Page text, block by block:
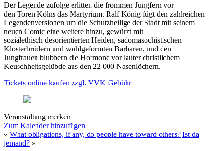
Der Legende zufolge erlitten die frommen Jungfern vor
den Toren Kölns das Martyrium. Ralf König fügt den zahlreichen
Legendenversionen um die Schutzheilige der Stadt mit seinem
neuen Comic eine weitere hinzu, gewürzt mit
sozialethisch desorientierten Heiden, sadomasochistischen
Klosterbrüdern und wohlgeformten Barbaren, und den
Jungfrauen blubbern die Hormone vor lauter christlichem
Keuschheitsgelübde aus den 22 000 Nasenlöchern.
Tickets online kaufen zzgl. VVK-Gebühr
Veranstaltung merken
Zum Kalender hinzufügen
« What obligations, if any, do people have toward others? Ist da
jemand? »